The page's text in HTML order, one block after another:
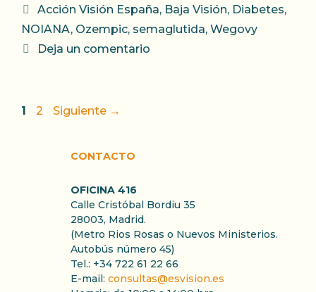
Etiquetas
Acción Visión España, Baja Visión, Diabetes,
NOIANA, Ozempic, semaglutida, Wegovy
Deja un comentario
Página
1 Página
2 Siguiente →
CONTACTO
OFICINA 416
Calle Cristóbal Bordiu 35
28003, Madrid.
(Metro Rios Rosas o Nuevos Ministerios.
Autobús número 45)
Tel.: +34 722 61 22 66
E-mail: consultas@esvision.es